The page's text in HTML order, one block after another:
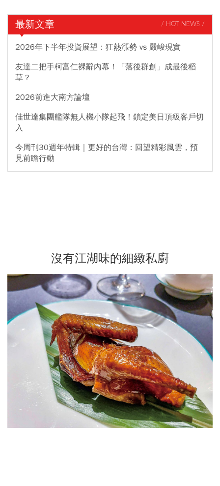
最新文章 / HOT NEWS /
2026年下半年投資展望：狂熱漲勢 vs 嚴峻現實
友達二把手柯富仁裸辭內幕！「落後群創」成最後稻
草？
2026前進大南方論壇
佳世達集團艦隊無人機小隊起飛！鎖定美日頂級客戶切
入
今周刊30週年特輯｜更好的台灣：回望精彩風雲，預
見前瞻行動
沒有江湖味的細緻私廚